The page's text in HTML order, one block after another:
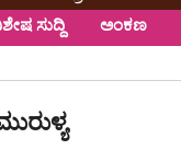
ಸುದ್ದಿ ಅಂಕಣ